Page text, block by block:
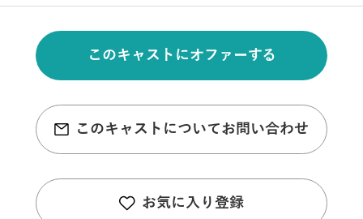
このキャストにオファーする
このキャストについてお問い合わせ
お気に入り登録